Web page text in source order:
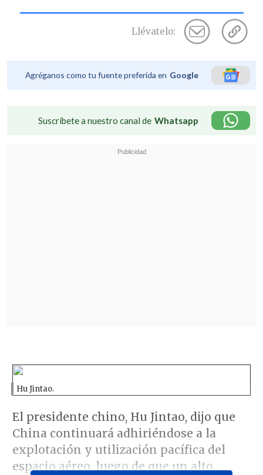
Llévatelo:
Agréganos como tu fuente preferida en Google
Suscríbete a nuestro canal de Whatsapp
Hu Jintao.
El presidente chino, Hu Jintao, dijo que
China continuará adhiriéndose a la
explotación y utilización pacífica del
espacio aéreo, luego de que un alto